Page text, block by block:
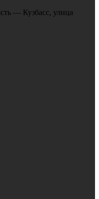
— Кузбасс, улица